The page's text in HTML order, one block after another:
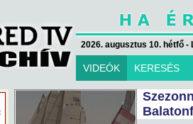
2026. augusztus 10. hétfő -
VIDEÓK KERESÉS